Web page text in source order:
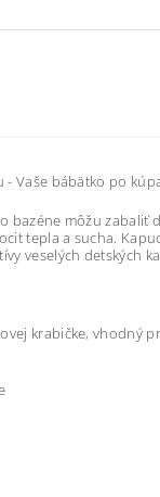
- Vaše bábätko po
bazéne môžu
tepla a sucha.
veselých detských
krabičke, vhodný